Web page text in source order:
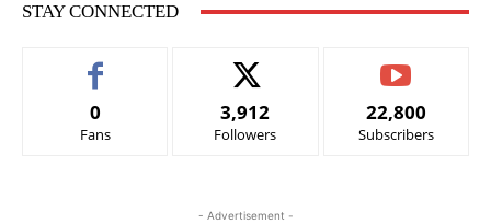
STAY CONNECTED
0
Fans
3,912
Followers
22,800
Subscribers
- Advertisement -